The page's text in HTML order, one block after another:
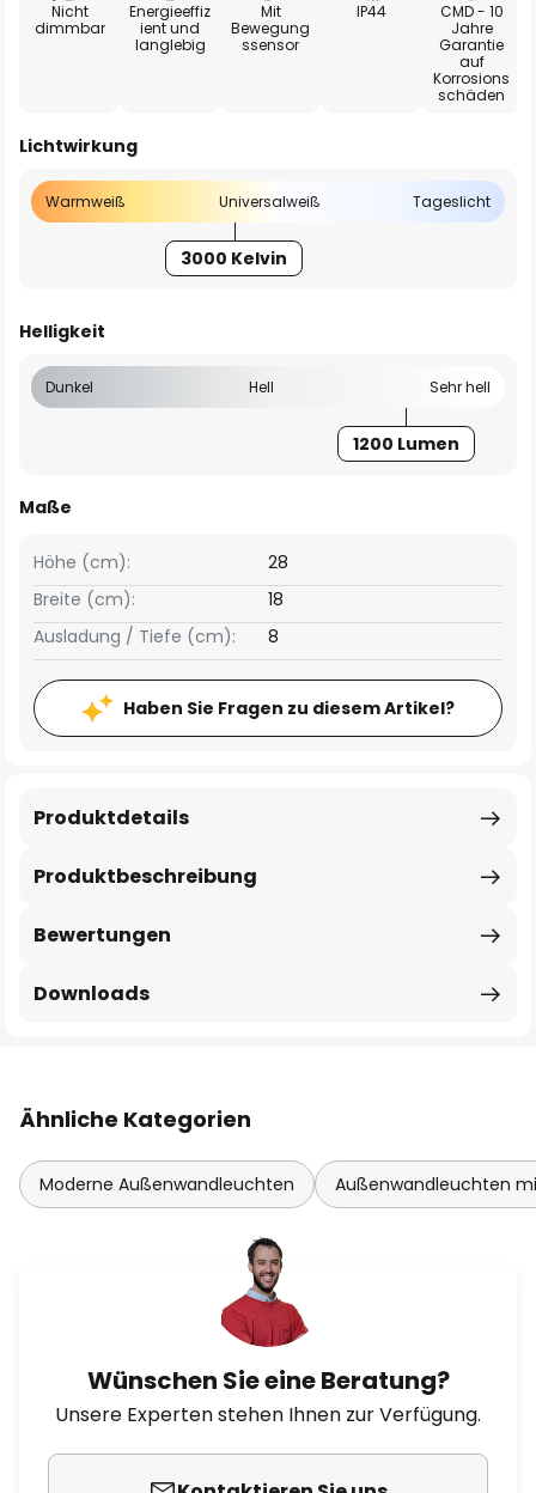
Nicht
dimmbar
Energieeffiz
ient und
langlebig
Mit
Bewegung
ssensor
IP44
CMD - 10
Jahre
Garantie
auf
Korrosions
schäden
Lichtwirkung
Warmweiß Universalweiß Tageslicht
3000 Kelvin
Helligkeit
Dunkel Hell Sehr hell
1200 Lumen
Maße
Breite (cm): 18
Höhe (cm): 28
Ausladung / Tiefe (cm): 8
Haben Sie Fragen zu diesem Artikel?
Produktbeschreibung
Produktdetails
Bewertungen
Downloads
Ähnliche Kategorien
Moderne Außenwandleuchten Außenwandleuchten
Wünschen Sie eine Beratung?
Unsere Experten stehen Ihnen zur Verfügung.